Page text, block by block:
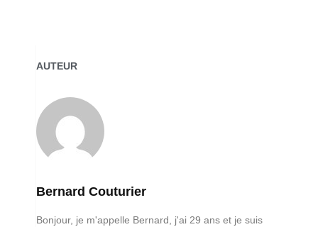
AUTEUR
Bernard Couturier
Bonjour, je m'appelle Bernard, j'ai 29 ans et je suis